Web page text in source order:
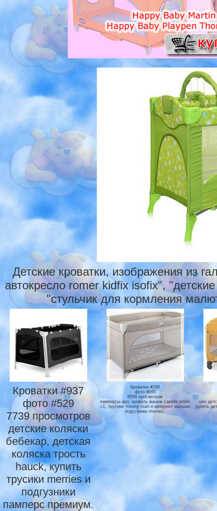
Детские кроватки, изображения из
автокресло romer kidfix isofix",
"стульчик для кормления
Кроватки #937
фото #529
7739 просмотров
детские коляски
бебекар, детская
коляска трость
hauck, купить
трусики merries и
подгузники
памперс премиум.
Кроватки #296
фото #165
8596 просмотров
памперсы аро, кровать манеж capella jetem
c1, трусики moony man и интернет магазин
подгузники merries.
uno
купить